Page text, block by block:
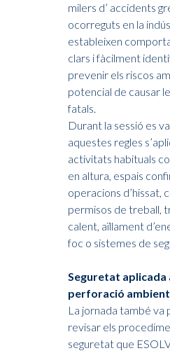
milers d’ accidents
ocorreguts en la
estableixen
clars i fàcilment
prevenir els riscos
potencial de causar
fatals.
Durant la sessió es
aquestes regles
activitats habituals
en altura, espais
operacions d’hissat,
permisos de treball,
calent, aïllament
foc o sistemes de
Seguretat aplicada
perforació
La jornada també va
revisar els
seguretat que